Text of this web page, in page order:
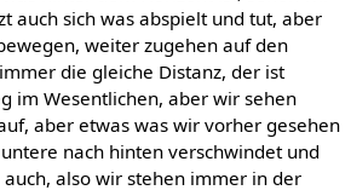
auch sich was abspielt und tut, aber
weiter zugehen auf den
die gleiche Distanz, der ist
im Wesentlichen, aber wir sehen
aber etwas was wir vorher gesehen
nach hinten verschwindet und
also wir stehen immer in der